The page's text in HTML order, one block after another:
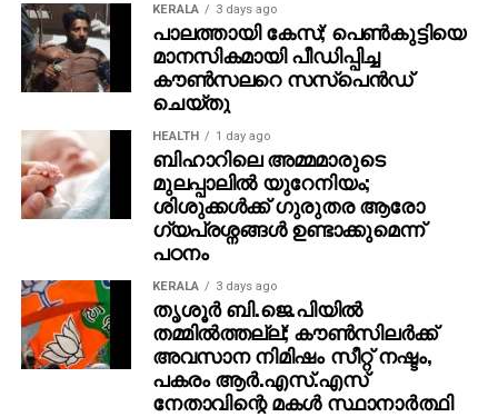
KERALA 3 days ago
പാലത്തായി കേസ്; പെൺകുട്ടിയെ
മാനസികമായി പീഡിപ്പിച്ച
കൗൺസലറെ സസ്പെൻഡ്
ചെയ്തു
HEALTH 1 day ago
ബിഹാറിലെ അമ്മമാരുടെ
മുലപ്പാലിൽ യുറേനിയം;
ശിശുക്കൾക്ക് ​ഗുരുതര ആരോ​
ഗ്യപ്രശ്നങ്ങൾ ഉണ്ടാക്കുമെന്ന്
പഠനം
KERALA 3 days ago
തൃശൂര്‍ ബി.ജെ.പിയില്‍
തമ്മില്‍ത്തല്ല്; കൗണ്‍സിലര്‍ക്ക്
അവസാന നിമിഷം സീറ്റ് നഷ്ടം,
പകരം ആര്‍.എസ്.എസ്
നേതാവിന്റെ മകള്‍ സ്ഥാനാര്‍ത്ഥി